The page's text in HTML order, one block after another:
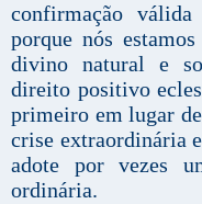
confirmação
porque nós
divino natural e
direito positivo
primeiro em lugar
crise extraordinária
adote por vezes
ordinária.